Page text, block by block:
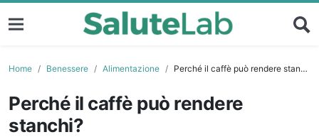
Home Benessere Alimentazione Perché il caffè può rendere stanchi?
Perché il caffè può rendere
stanchi?